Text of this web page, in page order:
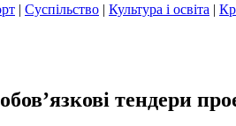
| Суспільство | Культура і освіта |
тендери